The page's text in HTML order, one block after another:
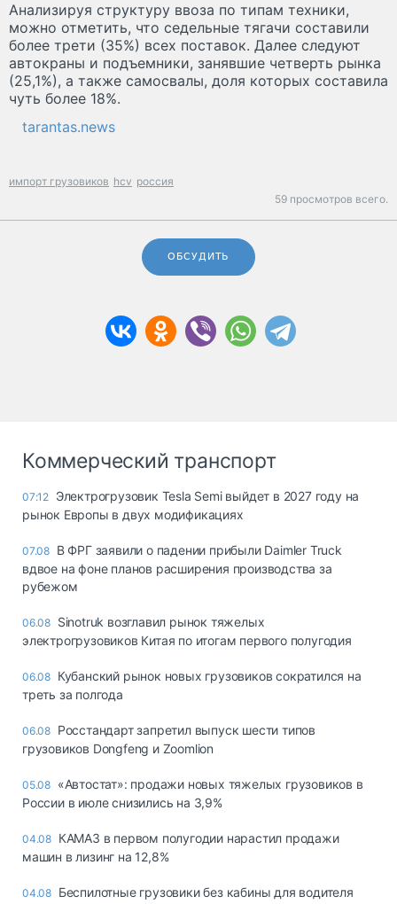
Анализируя структуру ввоза по типам техники,
можно отметить, что седельные тягачи составили
более трети (35%) всех поставок. Далее следуют
автокраны и подъемники, занявшие четверть рынка
(25,1%), а также самосвалы, доля которых составила
чуть более 18%.
tarantas.news
импорт грузовиков hcv россия
59 просмотров всего.
ОБСУДИТЬ
Коммерческий транспорт
07:12 Электрогрузовик Tesla Semi выйдет в 2027 году на
рынок Европы в двух модификациях
07.08 В ФРГ заявили о падении прибыли Daimler Truck
вдвое на фоне планов расширения производства за
рубежом
06.08 Sinotruk возглавил рынок тяжелых
электрогрузовиков Китая по итогам первого полугодия
06.08 Кубанский рынок новых грузовиков сократился на
треть за полгода
06.08 Росстандарт запретил выпуск шести типов
грузовиков Dongfeng и Zoomlion
05.08 «Автостат»: продажи новых тяжелых грузовиков в
России в июле снизились на 3,9%
04.08 КАМАЗ в первом полугодии нарастил продажи
машин в лизинг на 12,8%
04.08 Беспилотные грузовики без кабины для водителя